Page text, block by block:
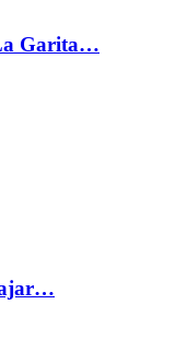
Garita…